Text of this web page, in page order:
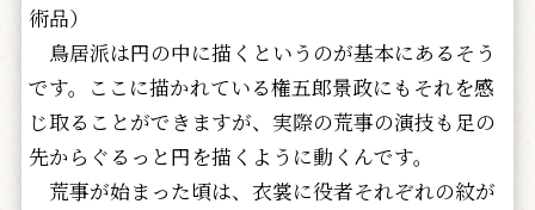
術品）
鳥居派は円の中に描くというのが基本にあるそう
です。ここに描かれている権五郎景政にもそれを感
じ取ることができますが、実際の荒事の演技も足の
先からぐるっと円を描くように動くんです。
荒事が始まった頃は、衣裳に役者それぞれの紋が